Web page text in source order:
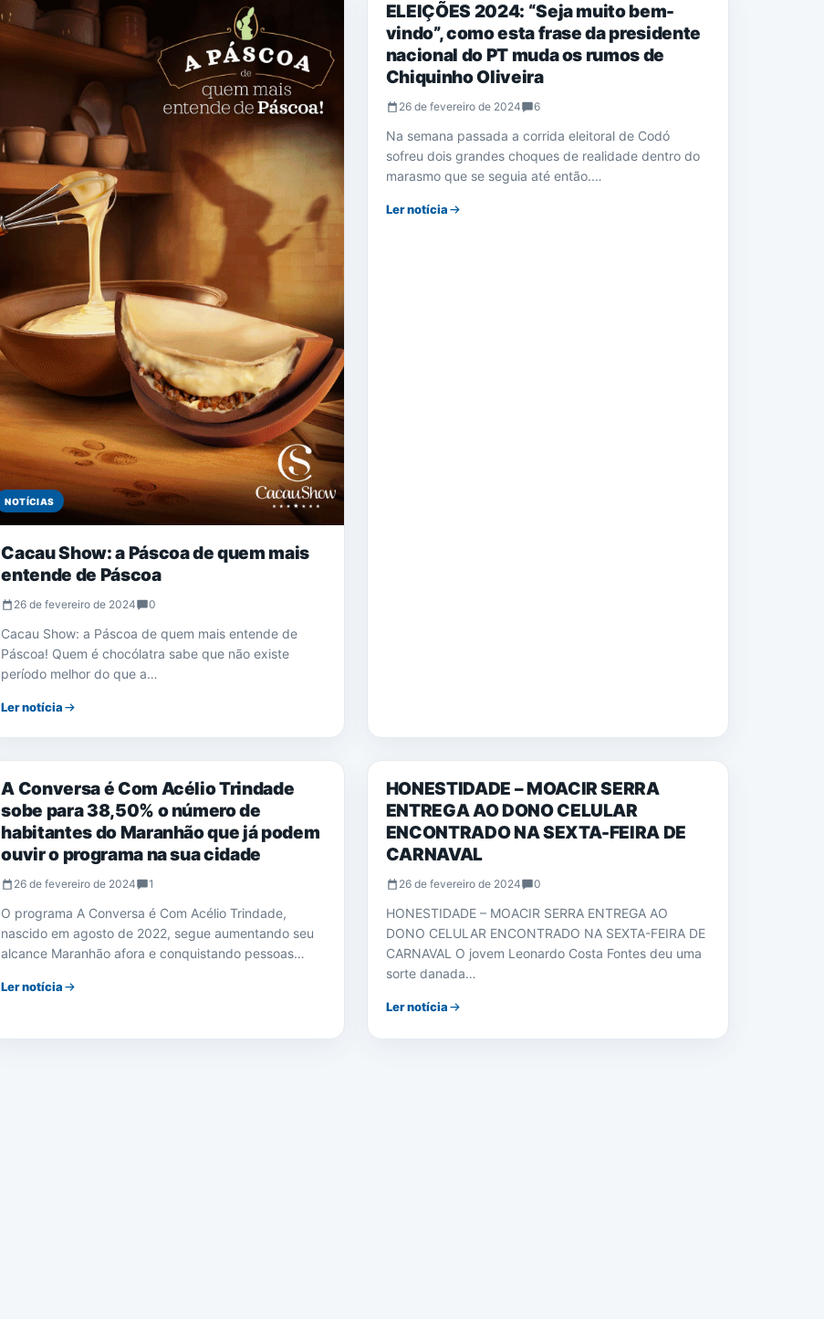
NOTÍCIAS
Cacau Show: a Páscoa de quem mais
entende de Páscoa
26 de fevereiro de 2024 0
Cacau Show: a Páscoa de quem mais entende de
Páscoa! Quem é chocólatra sabe que não existe
período melhor do que a…
Ler notícia
ELEIÇÕES 2024: “Seja muito bem-
vindo”, como esta frase da presidente
nacional do PT muda os rumos de
Chiquinho Oliveira
26 de fevereiro de 2024 6
Na semana passada a corrida eleitoral de Codó
sofreu dois grandes choques de realidade dentro do
marasmo que se seguia até então.…
Ler notícia
NOTÍCIAS
A Conversa é Com Acélio Trindade
sobe para 38,50% o número de
habitantes do Maranhão que já podem
ouvir o programa na sua cidade
26 de fevereiro de 2024 1
O programa A Conversa é Com Acélio Trindade,
nascido em agosto de 2022, segue aumentando seu
alcance Maranhão afora e conquistando pessoas…
Ler notícia
NOTÍCIAS
HONESTIDADE – MOACIR SERRA
ENTREGA AO DONO CELULAR
ENCONTRADO NA SEXTA-FEIRA DE
CARNAVAL
26 de fevereiro de 2024 0
HONESTIDADE – MOACIR SERRA ENTREGA AO
DONO CELULAR ENCONTRADO NA SEXTA-FEIRA DE
CARNAVAL O jovem Leonardo Costa Fontes deu uma
sorte danada…
Ler notícia